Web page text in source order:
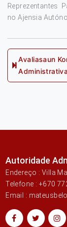
Reprezentantes
no Ajensia
Post
Avaliasaun
Autoridade
Endereço : Villa
Telefone : +670
Email :